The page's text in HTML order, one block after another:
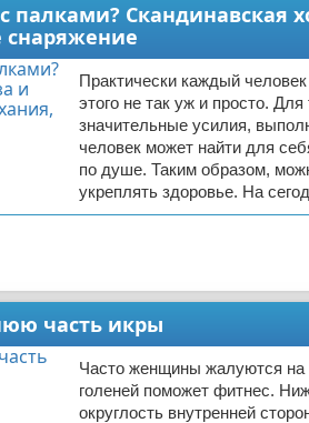
палками? Скандинавская
снаряжение
Практически каждый
этого не так уж и просто.
значительные усилия,
человек может найти для
по душе. Таким образом,
укреплять здоровье. На
часть икры
Часто женщины жалуются на
голеней поможет фитнес.
округлость внутренней